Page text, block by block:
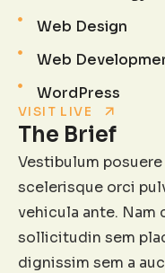
Web Design
Web
WordPress
VISIT LIVE
The Brief
Vestibulum posuere
scelerisque orci
vehicula ante. Nam
sollicitudin sem
dignissim sem a